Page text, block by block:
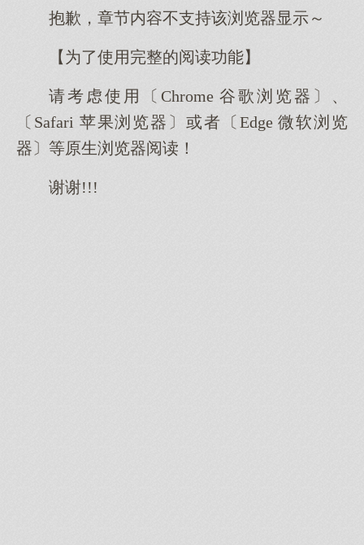
抱歉，章节内容不支持该浏览器显示～
【为了使用完整的阅读功能】
请考虑使用〔Chrome 谷歌浏览器〕、
〔Safari 苹果浏览器〕或者〔Edge 微软浏览
器〕等原生浏览器阅读！
谢谢!!!